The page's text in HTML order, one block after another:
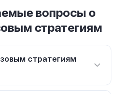
вопросы о
стратегиям
стратегиям